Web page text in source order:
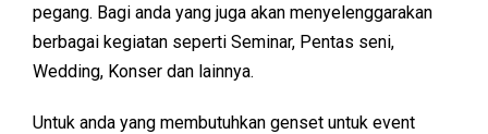
pegang. Bagi anda yang juga akan menyelenggarakan
berbagai kegiatan seperti Seminar, Pentas seni,
Wedding, Konser dan lainnya.
Untuk anda yang membutuhkan genset untuk event